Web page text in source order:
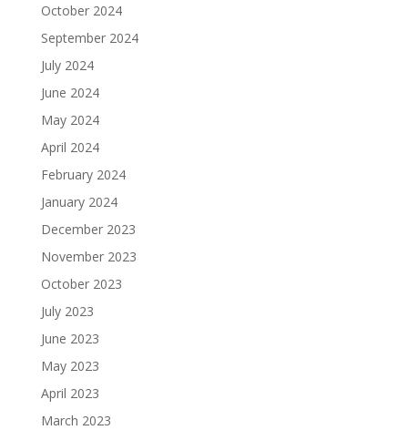
October 2024
September 2024
July 2024
June 2024
May 2024
April 2024
February 2024
January 2024
December 2023
November 2023
October 2023
July 2023
June 2023
May 2023
April 2023
March 2023